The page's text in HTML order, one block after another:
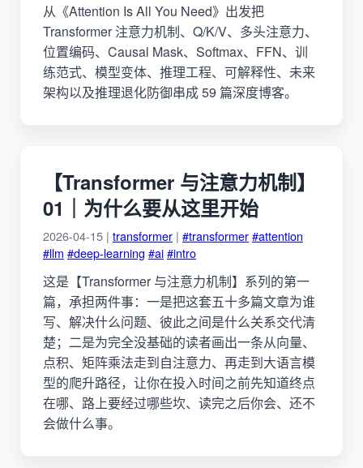
从《Attention Is All You Need》出发把
Transformer 注意力机制、Q/K/V、多头注意力、
位置编码、Causal Mask、Softmax、FFN、训
练范式、模型变体、推理工程、可解释性、未来
架构以及推理退化防御串成 59 篇深度博客。
【Transformer 与注意力机制】
01｜为什么要从这里开始
2026-04-15 | transformer | #transformer#attention
#llm #deep-learning #ai#intro
这是【Transformer 与注意力机制】系列的第一
篇，承担两件事：一是把这套五十多篇文章为谁
写、解决什么问题、彼此之间是什么关系交代清
楚；二是为完全没基础的读者画出一条从向量、
点积、矩阵乘法走到自注意力、再走到大语言模
型的爬升路径，让你在投入时间之前先知道终点
在哪、路上要经过哪些坎、读完之后你会、还不
会做什么事。